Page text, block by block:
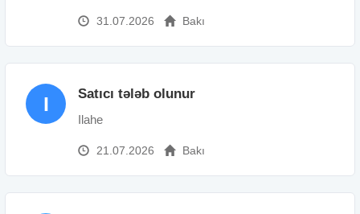
31.07.2026 Bakı
I Satıcı tələb olunur
Ilahe
21.07.2026 Bakı